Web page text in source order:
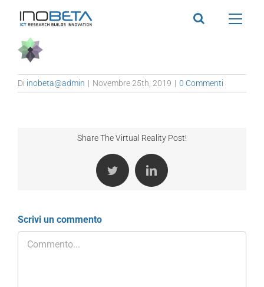
contenuto
Di inobeta@admin | Novembre 25th, 2019 | 0 Commenti
Share The Virtual Reality Post!
Twitter LinkedIn
Scrivi un commento
Commento